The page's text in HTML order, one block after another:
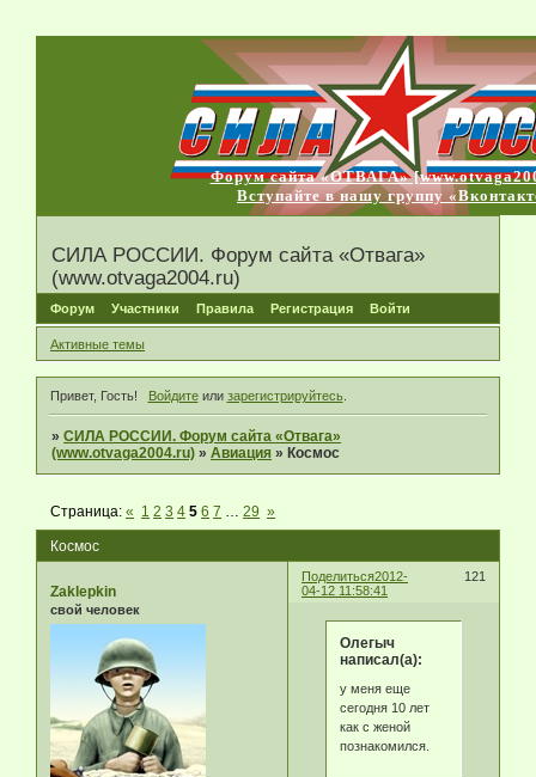
Форум сайта «ОТВАГА»
Вступайте в нашу группу
СИЛА РОССИИ. Форум сайта «Отвага»
(www.otvaga2004.ru)
Форум Участники Правила Регистрация Войти
Активные темы
Привет, Гость! Войдитеили зарегистрируйтесь.
»СИЛА РОССИИ. Форум сайта «Отвага»
(www.otvaga2004.ru) »Авиация » Космос
Космос
Страница:« 1 2 3 4 5 6 7 29 »
Поделиться 121
2012-
04-12 11:58:41
Zaklepkin
свой человек
Олегыч
написал(а):
у меня еще
сегодня 10 лет
как с женой
познакомился.